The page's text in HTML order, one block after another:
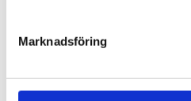
Marknadsföring
medlemmar. Vid
Asplund in som ny...
Läs mer